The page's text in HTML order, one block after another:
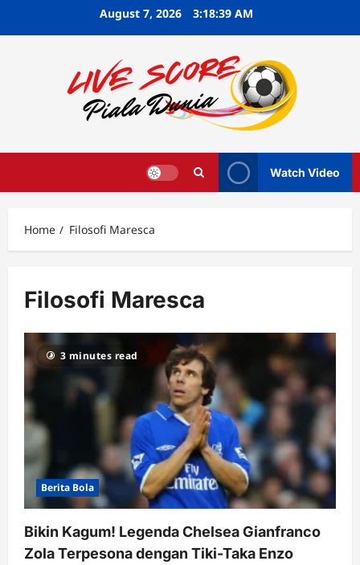
August 7, 2026 3:18:40 AM
Watch Video
Home Filosofi Maresca
Filosofi Maresca
3 minutes read
Berita Bola
Bikin Kagum! Legenda Chelsea Gianfranco
Zola Terpesona dengan Tiki-Taka Enzo